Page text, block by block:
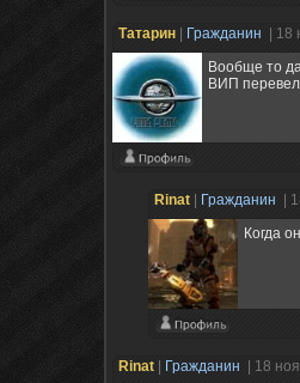
Татарин Гражданин
|
Вообще то
ВИП
Rinat Гражданин |
Когда
Rinat Гражданин | 18